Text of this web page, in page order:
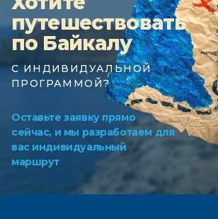
путешествовать
по Байкалу
С ИНДИВИДУАЛЬНОЙ
ПРОГРАММОЙ?
Оставьте заявку прямо
сейчас, и мы разработаем для
вас индивидуальный
маршрут